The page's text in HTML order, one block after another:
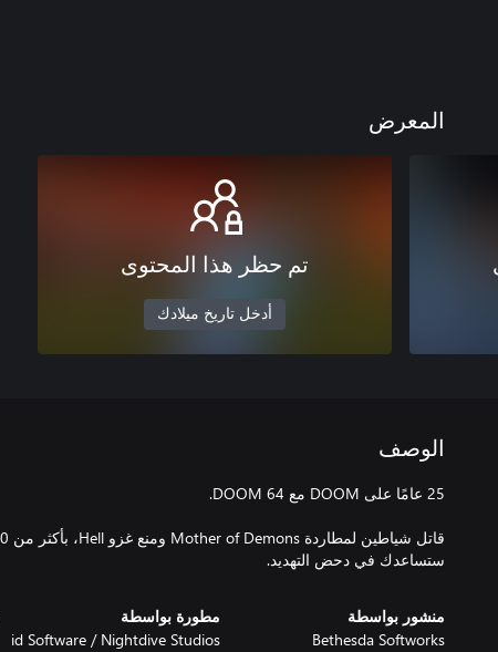
المعرض
تم حظر هذا المحتوى
أدخل تاريخ ميلادك
الوصف
ستساعدك في دحض التهديد.
منشور بواسطة
Bethesda Softworks
مطورة بواسطة
id Software / Nightdive Studios